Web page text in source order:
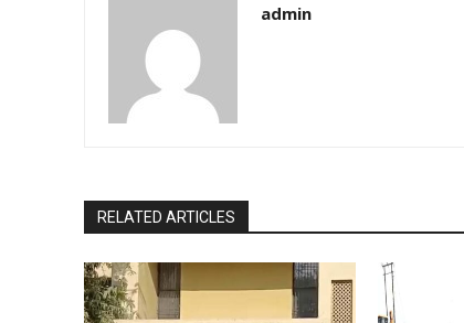
admin
RELATED ARTICLES